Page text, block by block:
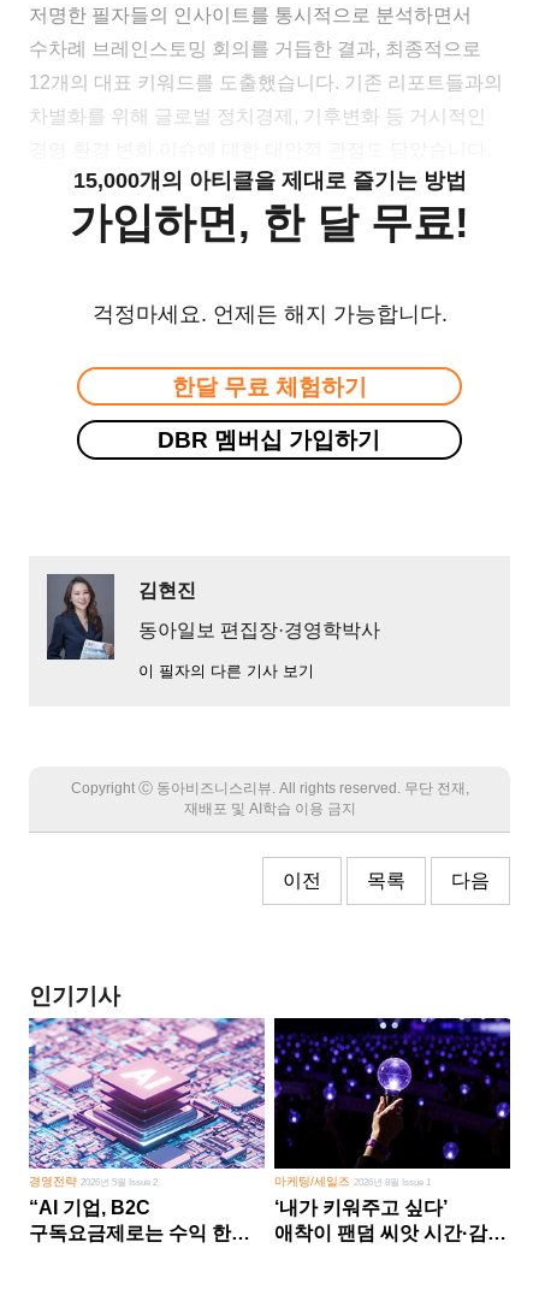
저명한 필자들의 인사이트를 통시적으로 분석하면서
수차례 브레인스토밍 회의를 거듭한 결과, 최종적으로
12개의 대표 키워드를 도출했습니다. 기존 리포트들과의
차별화를 위해 글로벌 정치경제, 기후변화 등 거시적인
15,000개의 아티클을 제대로 즐기는 방법
가입하면, 한 달 무료!
걱정마세요. 언제든 해지 가능합니다.
한달 무료 체험하기
DBR 멤버십 가입하기
김현진
동아일보 편집장·경영학박사
이 필자의 다른 기사 보기
Copyright Ⓒ 동아비즈니스리뷰. All rights reserved. 무단 전재,
재배포 및 AI학습 이용 금지
이전 목록 다음
인기기사
경영전략 2026년 5월 Issue 2
“AI 기업, B2C
구독요금제로는 수익 한계
마케팅/세일즈 2026년 8월 Issue 1
‘내가 키워주고 싶다’
애착이 팬덤 씨앗 시간·감정